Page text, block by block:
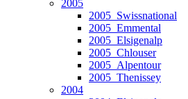
2005
2005_Swissnational
2005_Emmental
2005_Elsigenalp
2005_Chlouser
2005_Alpentour
2005_Thenissey
2004